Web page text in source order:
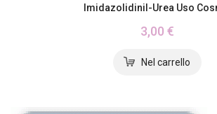
Imidazolidinil-Urea Uso
3,00 €